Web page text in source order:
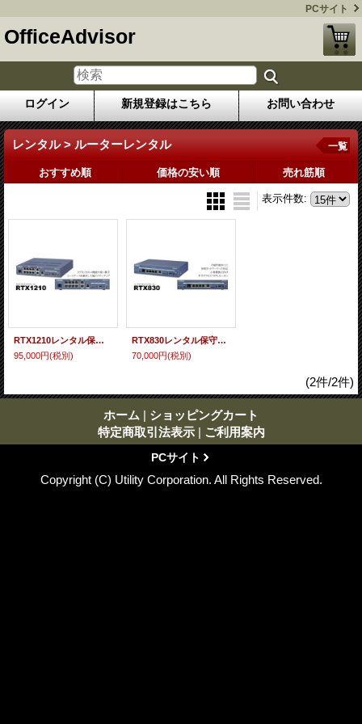
PCサイト
OfficeAdvisor
ログイン 新規登録はこちら お問い合わせ
レンタル > ルーターレンタル 一覧
おすすめ順 価格の安い順 売れ筋順
表示件数:
RTX1210レンタル保守サービス｜株式会社ユーティリティ
95,000円(税別)
RTX830レンタル保守サービス｜株式会社ユーティリティ
70,000円(税別)
(2件/2件)
ホーム | ショッピングカート
特定商取引法表示 | ご利用案内
PCサイト
Copyright (C) Utility Corporation. All Rights Reserved.